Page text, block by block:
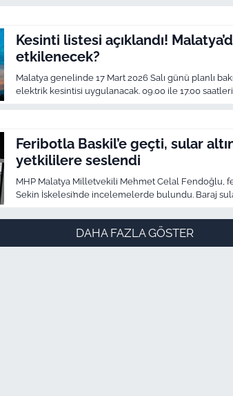
Kesinti listesi açıklandı!
etkilenecek?
Malatya genelinde 17 Mart 2026 Salı günü planlı
elektrik kesintisi uygulanacak. 09.00 ile 17.00
Feribotla Baskil’e geçti, sular
yetkililere seslendi
MHP Malatya Milletvekili Mehmet Celal Fendoğlu,
Sekin İskelesi’nde incelemelerde bulundu. Baraj
düzenleme yapılması gerektiğini söyledi.
DAHA FAZLA GÖSTER